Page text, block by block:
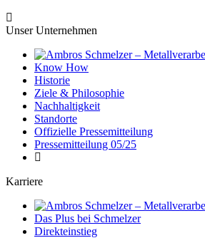
Unser Unternehmen
Know How
Historie
Ziele & Philosophie
Nachhaltigkeit
Standorte
Offizielle Pressemitteilung
Pressemitteilung 05/25
Karriere
Das Plus bei Schmelzer
Direkteinstieg